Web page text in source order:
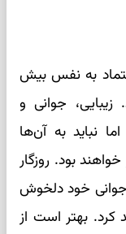
به نفس بیش
جوانی و
نباید به آن‌ها
بود. روزگار
جوانی خود دلخوش
کرد. بهتر است از